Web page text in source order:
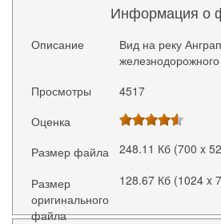
Информация о
Описание
Вид на реку
Просмотры
4517
Оценка
Размер файла
248.11 Кб (700 x
Размер
оригинального
файла
128.67 Кб (1024 x